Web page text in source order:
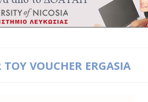
VOUCHER ERGASIA